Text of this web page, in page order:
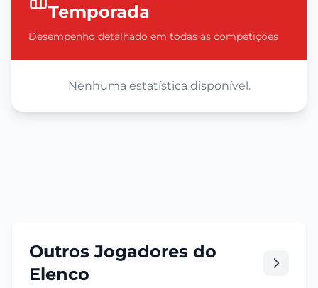
Temporada
Desempenho detalhado em todas as competições
Nenhuma estatística disponível.
Outros Jogadores do
Elenco